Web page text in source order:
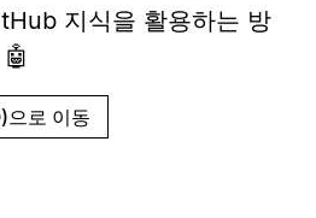
지식을 활용하는 방
으로 이동